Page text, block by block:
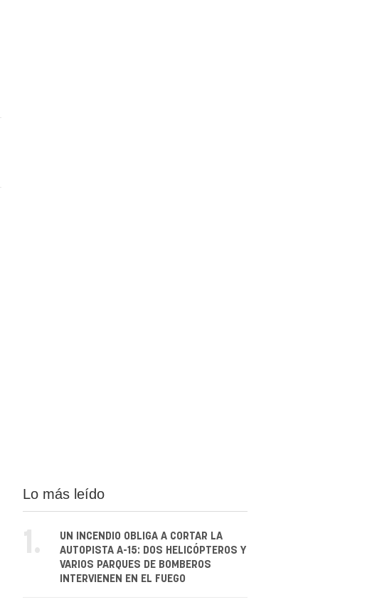
Lo más leído
1.
UN INCENDIO OBLIGA A CORTAR LA
AUTOPISTA A-15: DOS HELICÓPTEROS Y
VARIOS PARQUES DE BOMBEROS
INTERVIENEN EN EL FUEGO